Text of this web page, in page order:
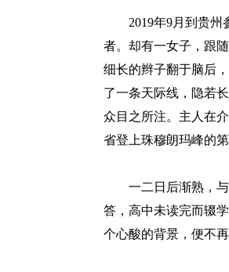
2019年9月到贵州参
者。却有一女子，跟
细长的辫子翻于脑后
了一条天际线，隐若
众目之所注。主人在
省登上珠穆朗玛峰的
一二日后渐熟，与
答，高中未读完而辍
个心酸的背景，便不再